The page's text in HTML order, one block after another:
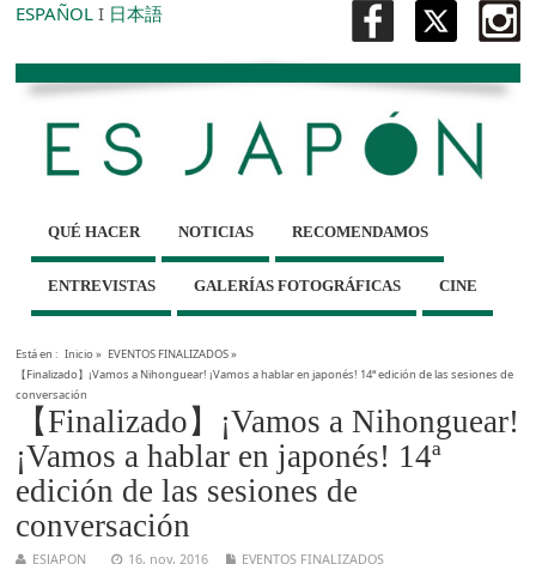
ESPAÑOL I 日本語
QUÉ HACER NOTICIAS RECOMENDAMOS
ENTREVISTAS GALERÍAS FOTOGRÁFICAS CINE
Está en : Inicio» EVENTOS FINALIZADOS»
【Finalizado】¡Vamos a Nihonguear! ¡Vamos a hablar en japonés! 14ª edición de las sesiones de
conversación
【Finalizado】¡Vamos a Nihonguear!
¡Vamos a hablar en japonés! 14ª
edición de las sesiones de
conversación
ESJAPON 16, nov, 2016 EVENTOS FINALIZADOS